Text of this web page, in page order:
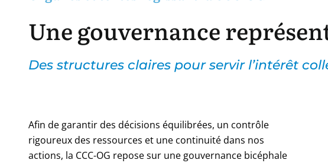
Une gouvernance
Des structures claires pour servir l’intérêt
Afin de garantir des décisions équilibrées, un contrôle
rigoureux des ressources et une continuité dans nos
actions, la CCC-OG repose sur une gouvernance bicéphale